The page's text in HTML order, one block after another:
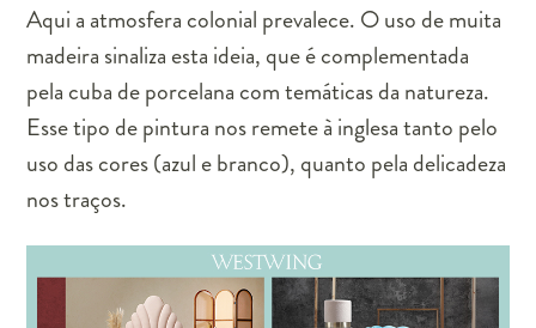
Aqui a atmosfera colonial prevalece. O uso de muita
madeira sinaliza esta ideia, que é complementada
pela cuba de porcelana com temáticas da natureza.
Esse tipo de pintura nos remete à inglesa tanto pelo
uso das cores (azul e branco), quanto pela delicadeza
nos traços.